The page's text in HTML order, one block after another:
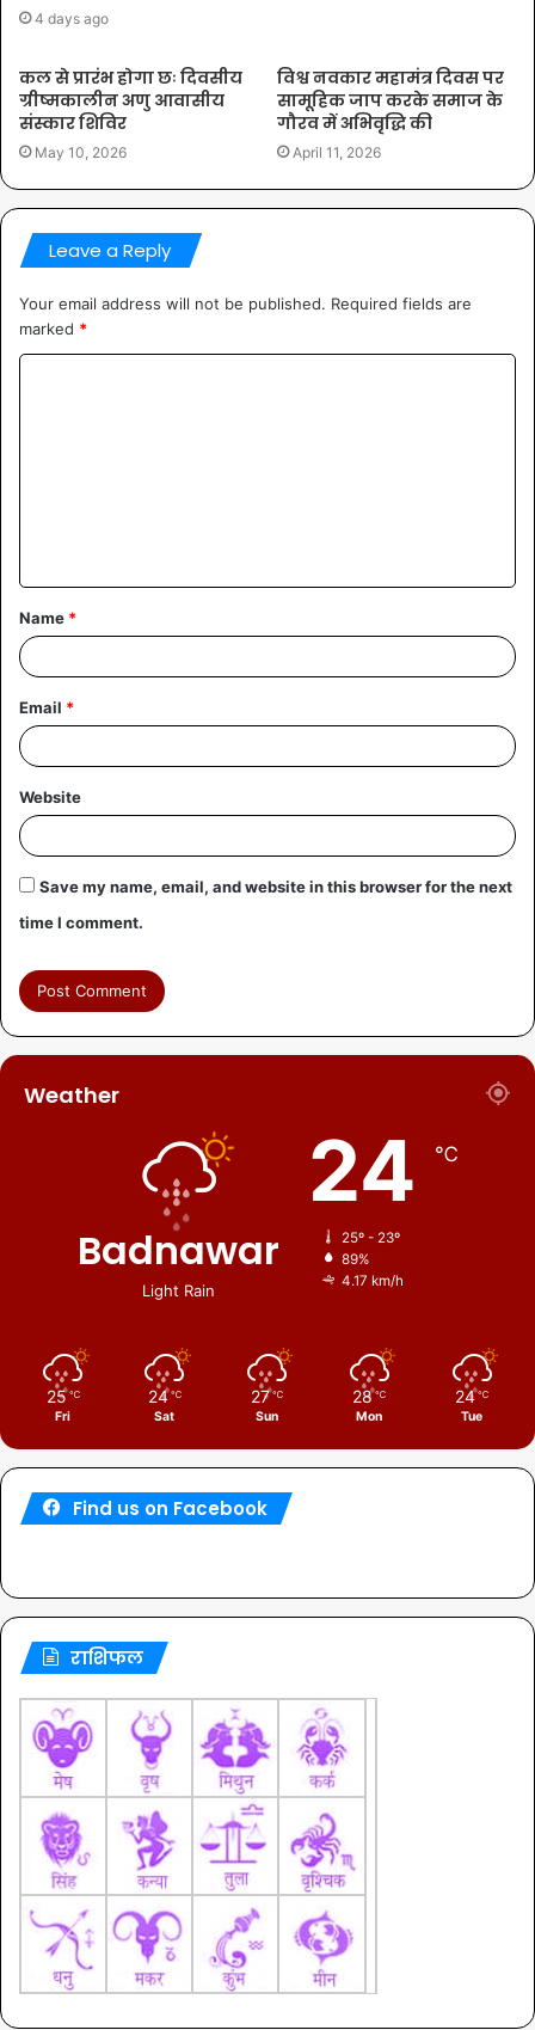
4 days ago
कल से प्रारंभ होगा छः दिवसीय
ग्रीष्मकालीन अणु आवासीय
संस्कार शिविर
May 10, 2026
विश्व नवकार महामंत्र दिवस पर
सामूहिक जाप करके समाज के
गौरव में अभिवृद्धि की
April 11, 2026
Leave a Reply
Your email address will not be published. Required fields are
marked *
Name *
Email *
Website
Save my name, email, and website in this browser for the next
time I comment.
Weather
Badnawar
Light Rain
24 ℃
25º - 23º
89%
4.17 km/h
25 ℃
Fri
24 ℃
Sat
27 ℃
Sun
28 ℃
Mon
24 ℃
Tue
Find us on Facebook
राशिफल